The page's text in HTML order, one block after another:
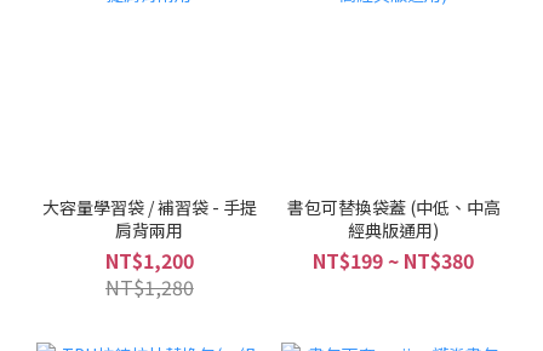
大容量學習袋 / 補習袋 - 手提
肩背兩用
NT$1,200
NT$1,280
書包可替換袋蓋 (中低、中高
經典版通用)
NT$199 ~ NT$380